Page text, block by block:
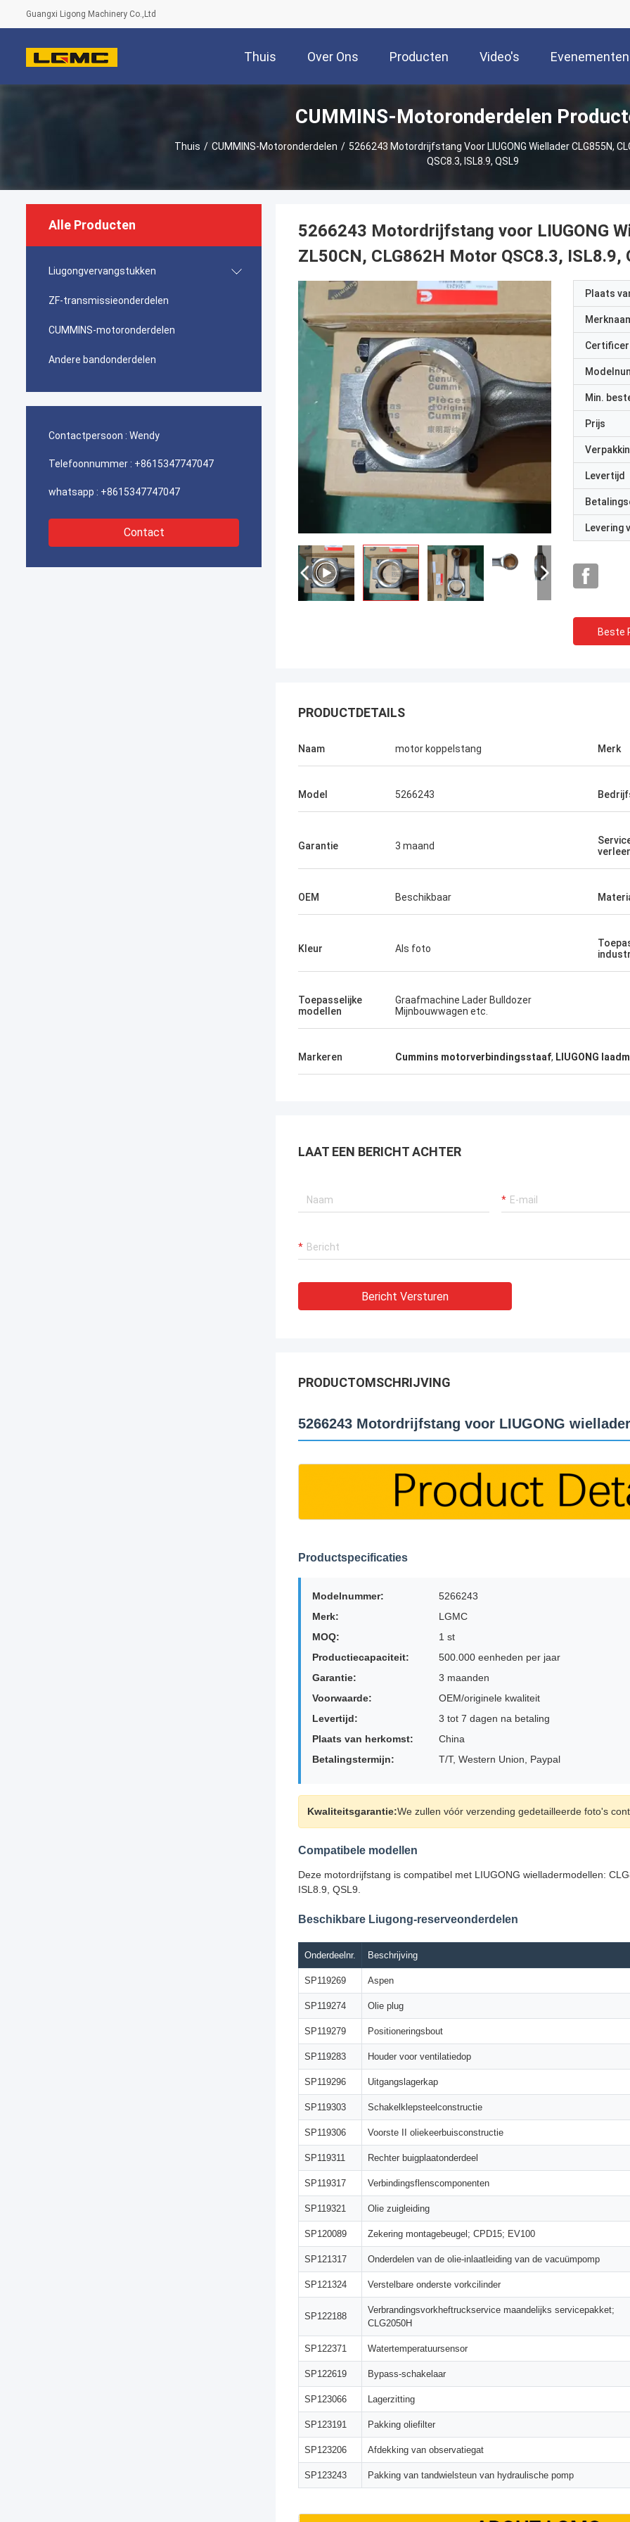
Guangxi Ligong Machinery Co.,Ltd
Thuis Over Ons Producten Video's Evenementen
CUMMINS-Motoronderdelen
Thuis / CUMMINS-Motoronderdelen / 5266243 Motordrijfstang Voor LIUGONG Wiellader CLG855N,
QSC8.3, ISL8.9, QSL9
Alle Producten
Liugongvervangstukken
ZF-transmissieonderdelen
CUMMINS-motoronderdelen
Andere bandonderdelen
Contactpersoon : Wendy
Telefoonnummer : +8615347747047
whatsapp : +8615347747047
Contact
5266243 Motordrijfstang voor LIUGONG
ZL50CN, CLG862H Motor QSC8.3, ISL8.9,
Plaats
Min.
Prijs
Levertijd
Levering
Beste
PRODUCTDETAILS
Naam motor koppelstang Merk
Model 5266243
Garantie 3 maand
OEM Beschikbaar
Kleur Als foto
Toepasselijke
modellen
Graafmachine Lader Bulldozer
Mijnbouwwagen etc.
Markeren Cummins motorverbindingsstaaf, LIUGONG
LAAT EEN BERICHT ACHTER
Bericht Versturen
PRODUCTOMSCHRIJVING
5266243 Motordrijfstang voor LIUGONG wiellader
Productspecificaties
Modelnummer:
5266243
Merk:
LGMC
MOQ:
1 st
Productiecapaciteit:
500.000 eenheden per jaar
Garantie:
3 maanden
Voorwaarde:
OEM/originele kwaliteit
Levertijd:
3 tot 7 dagen na betaling
Plaats van herkomst:
China
Betalingstermijn:
T/T, Western Union, Paypal
Kwaliteitsgarantie:We zullen vóór verzending gedetailleerde foto's
Compatibele modellen
Deze motordrijfstang is compatibel met LIUGONG wielladermodellen:
ISL8.9, QSL9.
Beschikbare Liugong-reserveonderdelen
Onderdeelnr. Beschrijving
SP119269 Aspen
SP119274 Olie plug
SP119279 Positioneringsbout
SP119283 Houder voor ventilatiedop
SP119296 Uitgangslagerkap
SP119303 Schakelklepsteelconstructie
SP119306 Voorste II oliekeerbuisconstructie
SP119311 Rechter buigplaatonderdeel
SP119317 Verbindingsflenscomponenten
SP119321 Olie zuigleiding
SP120089 Zekering montagebeugel; CPD15; EV100
SP121317 Onderdelen van de olie-inlaatleiding van de vacuümpomp
SP121324 Verstelbare onderste vorkcilinder
SP122188
Verbrandingsvorkheftruckservice maandelijks servicepakket;
CLG2050H
SP122371 Watertemperatuursensor
SP122619 Bypass-schakelaar
SP123066 Lagerzitting
SP123191 Pakking oliefilter
SP123206 Afdekking van observatiegat
SP123243 Pakking van tandwielsteun van hydraulische pomp